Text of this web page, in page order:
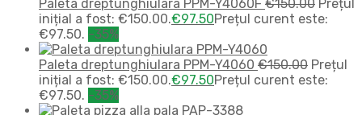
Paleta dreptunghiulara PPM-Y4060F €150.00 Prețul
inițial a fost: €150.00.€97.50Prețul curent este:
€97.50. -35%
Paleta dreptunghiulara PPM-Y4060 €150.00 Prețul
inițial a fost: €150.00.€97.50Prețul curent este:
€97.50. -35%